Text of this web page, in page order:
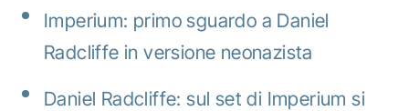
Imperium: primo sguardo a Daniel
Radcliffe in versione neonazista
Daniel Radcliffe: sul set di Imperium si